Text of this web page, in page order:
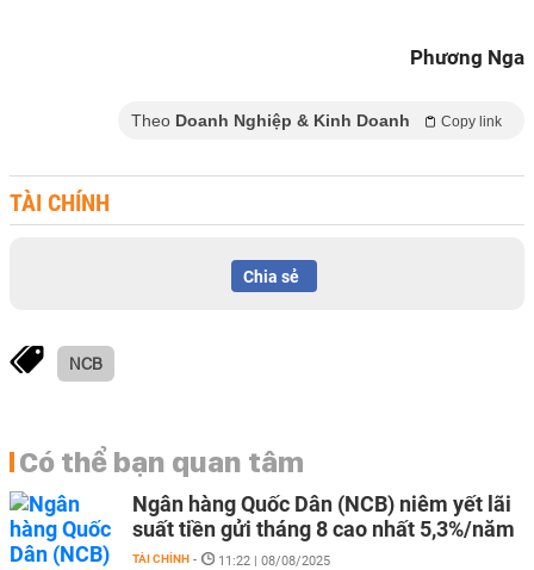
Phương Nga
Theo Doanh Nghiệp & Kinh Doanh Copy link
TÀI CHÍNH
Chia sẻ
NCB
Có thể bạn quan tâm
Ngân hàng Quốc Dân (NCB) niêm yết lãi
suất tiền gửi tháng 8 cao nhất 5,3%/năm
TÀI CHÍNH - 11:22 | 08/08/2025